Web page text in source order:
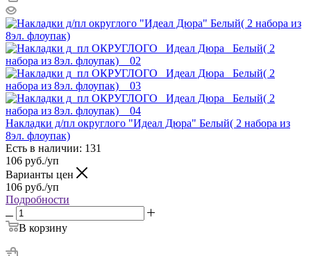
Накладки д/пл округлого "Идеал Дюра" Белый( 2 набора из
8эл. флоупак)
Есть в наличии: 131
106 руб./уп
Варианты цен
106 руб./уп
Подробности
В корзину